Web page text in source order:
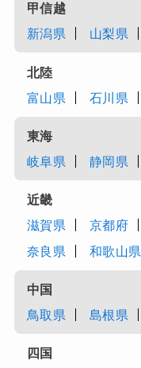
甲信越
新潟県
山梨県
北陸
富山県
石川県
東海
岐阜県
静岡県
近畿
滋賀県
京都府
奈良県
和歌山県
中国
鳥取県
島根県
四国